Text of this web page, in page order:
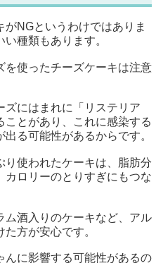
NGというわけではありま
種類もあります。
を使ったチーズケーキは注意
ズにはまれに「リステリア
とがあり、これに感染する
る可能性があるからです。
り使われたケーキは、脂肪分
ロリーのとりすぎにもつな
ム酒入りのケーキなど、アル
方が安心です。
んに影響する可能性があるの